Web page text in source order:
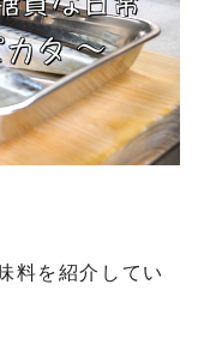
料を紹介してい